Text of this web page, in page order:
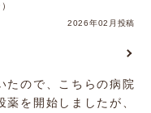
2026年02月投稿
たので、こちらの病院
を開始しましたが、